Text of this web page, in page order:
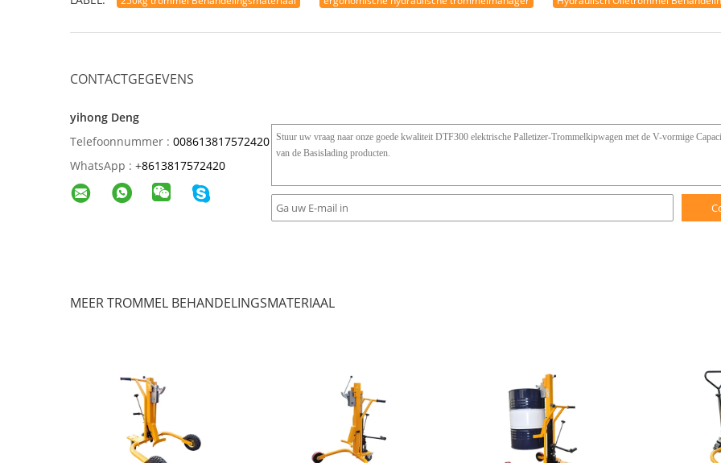
CONTACTGEGEVENS
yihong Deng
Telefoonnummer : 008613817572420
WhatsApp : +8613817572420
MEER TROMMEL BEHANDELINGSMATERIAAL